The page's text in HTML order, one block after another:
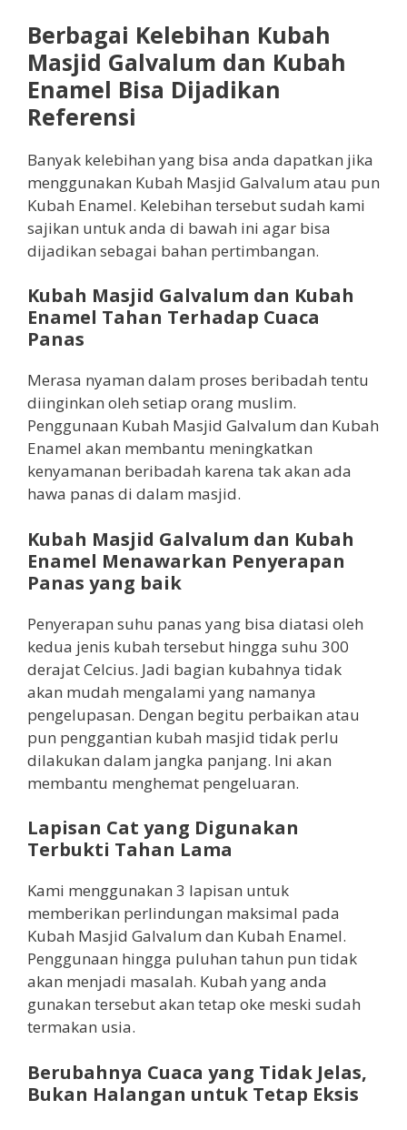
Berbagai Kelebihan Kubah
Masjid Galvalum dan Kubah
Enamel Bisa Dijadikan
Referensi
Banyak kelebihan yang bisa anda dapatkan jika
menggunakan Kubah Masjid Galvalum atau pun
Kubah Enamel. Kelebihan tersebut sudah kami
sajikan untuk anda di bawah ini agar bisa
dijadikan sebagai bahan pertimbangan.
Kubah Masjid Galvalum dan Kubah
Enamel Tahan Terhadap Cuaca
Panas
Merasa nyaman dalam proses beribadah tentu
diinginkan oleh setiap orang muslim.
Penggunaan Kubah Masjid Galvalum dan Kubah
Enamel akan membantu meningkatkan
kenyamanan beribadah karena tak akan ada
hawa panas di dalam masjid.
Kubah Masjid Galvalum dan Kubah
Enamel Menawarkan Penyerapan
Panas yang baik
Penyerapan suhu panas yang bisa diatasi oleh
kedua jenis kubah tersebut hingga suhu 300
derajat Celcius. Jadi bagian kubahnya tidak
akan mudah mengalami yang namanya
pengelupasan. Dengan begitu perbaikan atau
pun penggantian kubah masjid tidak perlu
dilakukan dalam jangka panjang. Ini akan
membantu menghemat pengeluaran.
Lapisan Cat yang Digunakan
Terbukti Tahan Lama
Kami menggunakan 3 lapisan untuk
memberikan perlindungan maksimal pada
Kubah Masjid Galvalum dan Kubah Enamel.
Penggunaan hingga puluhan tahun pun tidak
akan menjadi masalah. Kubah yang anda
gunakan tersebut akan tetap oke meski sudah
termakan usia.
Berubahnya Cuaca yang Tidak Jelas,
Bukan Halangan untuk Tetap Eksis